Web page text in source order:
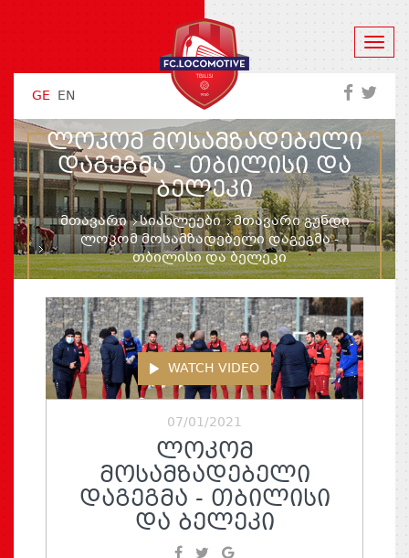
GE EN
ᲚᲝᲙᲝᲛ ᲛᲝᲡᲐᲛᲖᲐᲓᲔᲑᲔᲚᲘ
ᲓᲐᲒᲔᲒᲛᲐ - ᲗᲑᲘᲚᲘᲡᲘ ᲓᲐ
ᲑᲔᲚᲔᲙᲘ
მთავარი სიახლეები
მთავარი გუნდი
ლოკომ მოსამზადებელი დაგეგმა -
თბილისი და ბელეკი
WATCH VIDEO
07/01/2021
ᲚᲝᲙᲝᲛ
ᲛᲝᲡᲐᲛᲖᲐᲓᲔᲑᲔᲚᲘ
ᲓᲐᲒᲔᲒᲛᲐ - ᲗᲑᲘᲚᲘᲡᲘ
ᲓᲐ ᲑᲔᲚᲔᲙᲘ